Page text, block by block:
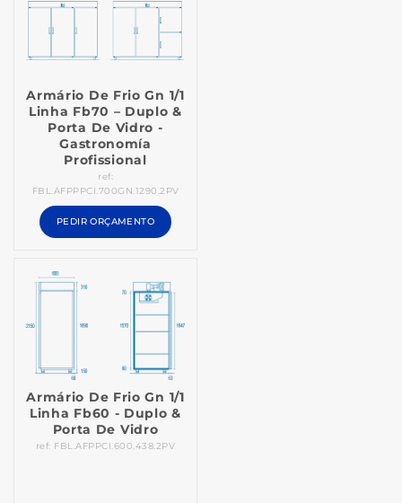
Armário De Frio Gn 1/1
Linha Fb70 – Duplo &
Porta De Vidro -
Gastronomía
Profissional
ref:
FBL.AFPPPCI.700GN.1290.2PV
PEDIR ORÇAMENTO
Armário De Frio Gn 1/1
Linha Fb60 - Duplo &
Porta De Vidro
ref: FBL.AFPPCI.600.438.2PV